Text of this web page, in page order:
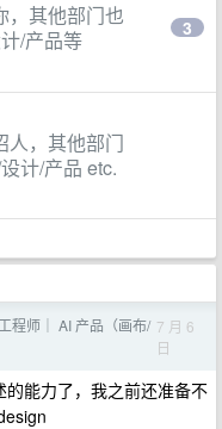
，其他部门也
/产品等
3
人，其他部门
计/产品 etc.
程师｜ AI 产品（画布/ 7 月 6
日
能力了，我之前还准备不